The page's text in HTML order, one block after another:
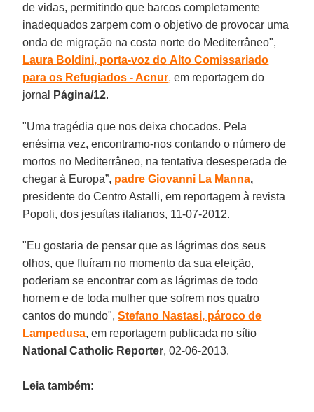
de vidas, permitindo que barcos completamente
inadequados zarpem com o objetivo de provocar uma
onda de migração na costa norte do Mediterrâneo",
Laura Boldini, porta-voz do Alto Comissariado
para os Refugiados - Acnur, em reportagem do
jornal
Página/12.
"Uma tragédia que nos deixa chocados. Pela
enésima vez, encontramo-nos contando o número de
mortos no Mediterrâneo, na tentativa desesperada de
chegar à Europa”, padre Giovanni La Manna,
presidente do Centro Astalli, em reportagem à revista
Popoli, dos jesuítas italianos, 11-07-2012.
"Eu gostaria de pensar que as lágrimas dos seus
olhos, que fluíram no momento da sua eleição,
poderiam se encontrar com as lágrimas de todo
homem e de toda mulher que sofrem nos quatro
cantos do mundo",Stefano Nastasi, pároco de
Lampedusa, em reportagem publicada no sítio
National Catholic Reporter, 02-06-2013.
Leia também: